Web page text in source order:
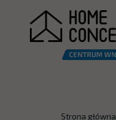
Strona główna